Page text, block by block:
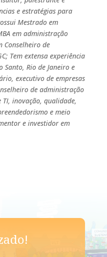
e estratégias para
Mestrado em
em administração
Conselheiro de
Tem extensa experiência
Rio de Janeiro e
executivo de empresas
de administração
inovação, qualidade,
e meio
e investidor em